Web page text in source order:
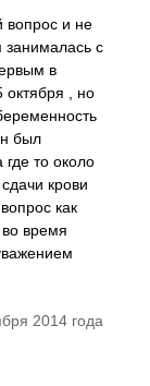
вопрос и не
занималась с
в
октября , но
был
то около
крови
как
время
2014 года